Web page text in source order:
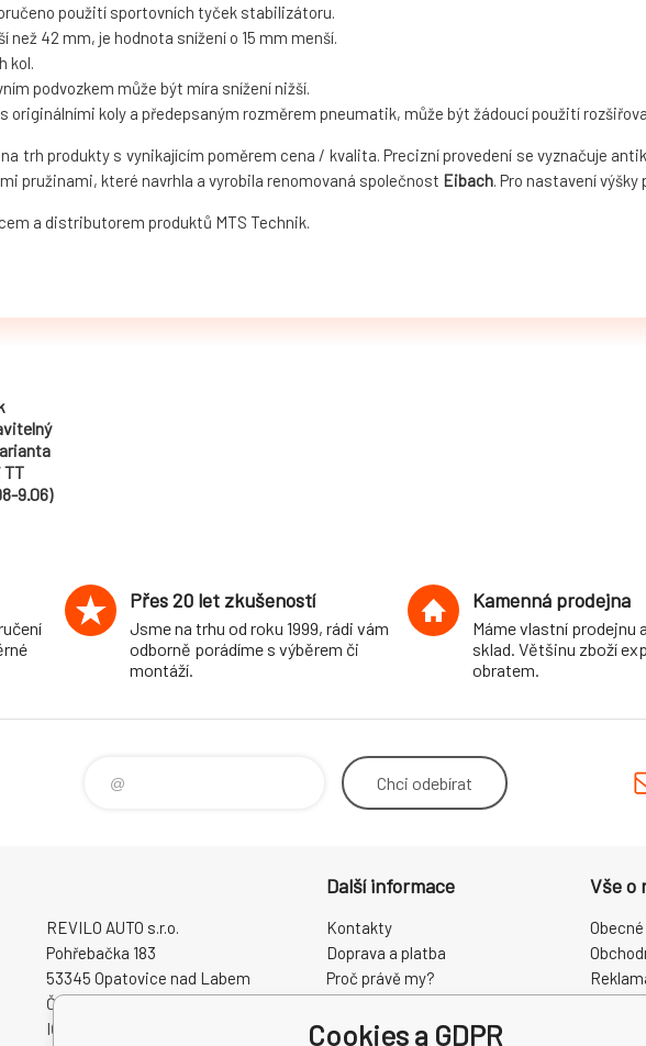
použití sportovních tyček stabilizátoru.
než 42 mm, je hodnota snížení o 15 mm menší.
kol.
podvozkem může být míra snížení nižší.
originálními koly a předepsaným rozměrem pneumatik, může být žádoucí použití
trh produkty s vynikajícím poměrem cena / kvalita. Precizní provedení se vyznačuje
pružinami, které navrhla a vyrobila renomovaná společnost Eibach. Pro nastavení
a distributorem produktů MTS Technik.
TT
9.06)
Přes 20 let zkušeností
Jsme na trhu od roku 1999, rádi vám
odborně porádíme s výběrem či
montáží.
Kamenná prodejna
Máme vlastní prodejnu
sklad. Většinu zboží
obratem.
Chci odebírat
REVILO AUTO s.r.o.
Pohřebačka 183
53345 Opatovice nad Labem
Česká republika
IČO: 60931868
Další informace
Kontakty
Doprava a platba
Proč právě my?
Kamenná prodejna
Vše o
Cookies a GDPR